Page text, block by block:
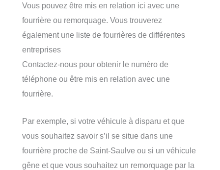
Vous pouvez être mis en relation ici avec une
fourrière ou remorquage. Vous trouverez
également une liste de fourrières de différentes
entreprises
Contactez-nous pour obtenir le numéro de
téléphone ou être mis en relation avec une
fourrière.
Par exemple, si votre véhicule à disparu et que
vous souhaitez savoir s’il se situe dans une
fourrière proche de Saint-Saulve ou si un véhicule
gêne et que vous souhaitez un remorquage par la